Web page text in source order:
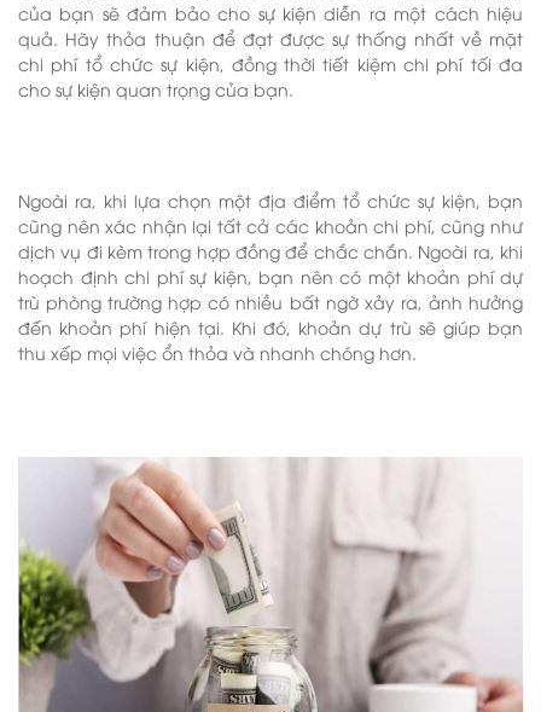
của bạn sẽ đảm bảo cho sự kiện diễn ra một cách hiệu
quả. Hãy thỏa thuận để đạt được sự thống nhất về mặt
chi phí tổ chức sự kiện, đồng thời tiết kiệm chi phí tối đa
cho sự kiện quan trọng của bạn.
Ngoài ra, khi lựa chọn một địa điểm tổ chức sự kiện, bạn
cũng nên xác nhận lại tất cả các khoản chi phí, cũng như
dịch vụ đi kèm trong hợp đồng để chắc chắn. Ngoài ra, khi
hoạch định chi phí sự kiện, bạn nên có một khoản phí dự
trù phòng trường hợp có nhiều bất ngờ xảy ra, ảnh hưởng
đến khoản phí hiện tại. Khi đó, khoản dự trù sẽ giúp bạn
thu xếp mọi việc ổn thỏa và nhanh chóng hơn.